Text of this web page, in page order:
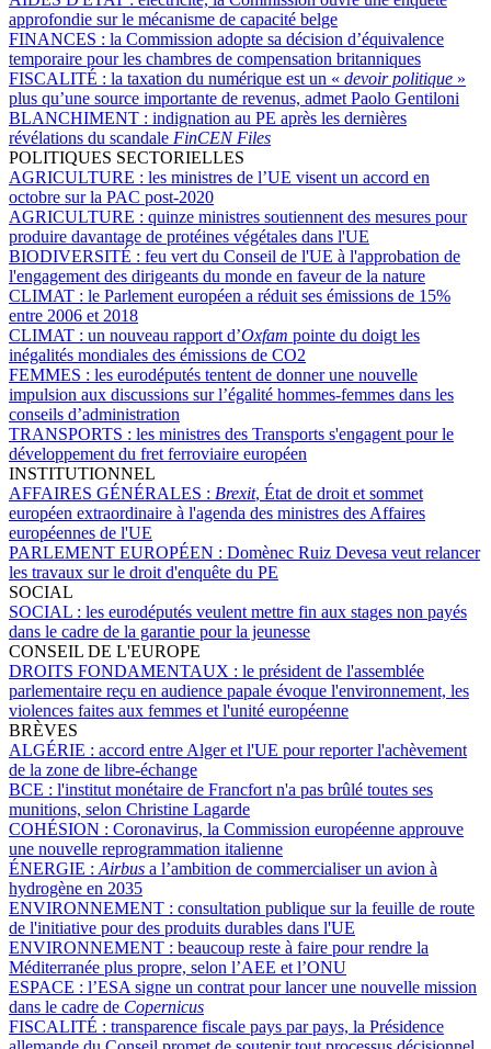
approfondie sur le mécanisme de capacité belge
FINANCES : la Commission adopte sa décision d’équivalence
temporaire pour les chambres de compensation britanniques
FISCALITÉ : la taxation du numérique est un « devoir politique »
plus qu’une source importante de revenus, admet Paolo Gentiloni
BLANCHIMENT : indignation au PE après les dernières
révélations du scandale FinCEN Files
POLITIQUES SECTORIELLES
AGRICULTURE : les ministres de l’UE visent un accord en
octobre sur la PAC post-2020
AGRICULTURE : quinze ministres soutiennent des mesures pour
produire davantage de protéines végétales dans l'UE
BIODIVERSITÉ : feu vert du Conseil de l'UE à l'approbation de
l'engagement des dirigeants du monde en faveur de la nature
CLIMAT : le Parlement européen a réduit ses émissions de 15%
entre 2006 et 2018
CLIMAT : un nouveau rapport d’Oxfam pointe du doigt les
inégalités mondiales des émissions de CO2
FEMMES : les eurodéputés tentent de donner une nouvelle
impulsion aux discussions sur l’égalité hommes-femmes dans les
conseils d’administration
TRANSPORTS : les ministres des Transports s'engagent pour le
développement du fret ferroviaire européen
INSTITUTIONNEL
AFFAIRES GÉNÉRALES : Brexit, État de droit et sommet
européen extraordinaire à l'agenda des ministres des Affaires
européennes de l'UE
PARLEMENT EUROPÉEN : Domènec Ruiz Devesa veut relancer
les travaux sur le droit d'enquête du PE
SOCIAL
SOCIAL : les eurodéputés veulent mettre fin aux stages non payés
dans le cadre de la garantie pour la jeunesse
CONSEIL DE L'EUROPE
DROITS FONDAMENTAUX : le président de l'assemblée
parlementaire reçu en audience papale évoque l'environnement, les
violences faites aux femmes et l'unité européenne
BRÈVES
ALGÉRIE : accord entre Alger et l'UE pour reporter l'achèvement
de la zone de libre-échange
BCE : l'institut monétaire de Francfort n'a pas brûlé toutes ses
munitions, selon Christine Lagarde
COHÉSION : Coronavirus, la Commission européenne approuve
une nouvelle reprogrammation italienne
ÉNERGIE : Airbus a l’ambition de commercialiser un avion à
hydrogène en 2035
ENVIRONNEMENT : consultation publique sur la feuille de route
de l'initiative pour des produits durables dans l'UE
ENVIRONNEMENT : beaucoup reste à faire pour rendre la
Méditerranée plus propre, selon l’AEE et l’ONU
ESPACE : l’ESA signe un contrat pour lancer une nouvelle mission
dans le cadre de Copernicus
FISCALITÉ : transparence fiscale pays par pays, la Présidence